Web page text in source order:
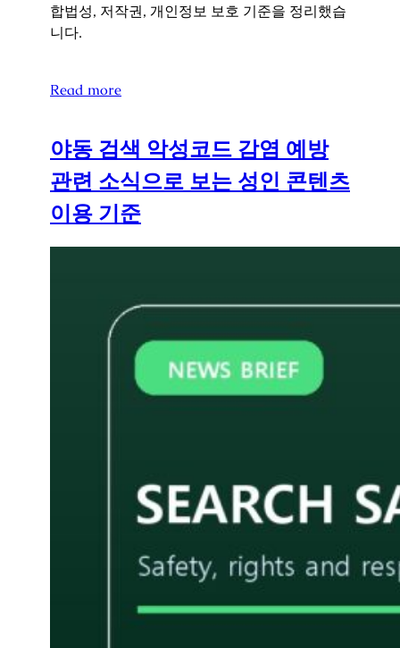
합법성, 저작권, 개인정보 보호 기준을 정리했습
니다.
Read more
야동 검색 악성코드 감염 예방
관련 소식으로 보는 성인 콘텐츠
이용 기준